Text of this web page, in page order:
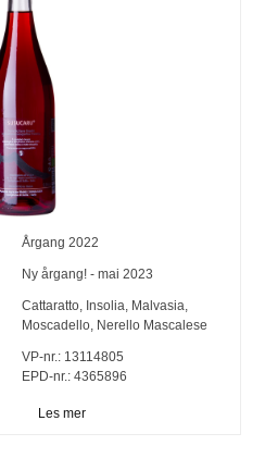
Årgang 2022
Ny årgang! - mai 2023
Cattaratto, Insolia Malvasia
Moscadello, Nerello Mascalese
VP-nr.:13114805
EPD-nr.: 4365896
Les mer